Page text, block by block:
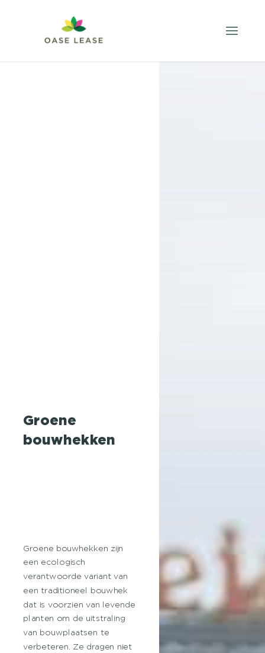
Groene
bouwhekken
Groene bouwhekken zijn
een ecologisch
verantwoorde variant van
een traditioneel bouwhek
dat is voorzien van levende
planten om de uitstraling
van bouwplaatsen te
verbeteren. Ze dragen niet